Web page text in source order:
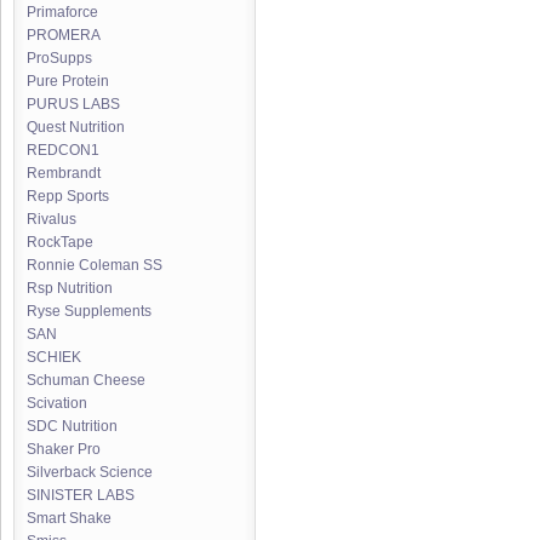
Primaforce
PROMERA
ProSupps
Pure Protein
PURUS LABS
Quest Nutrition
REDCON1
Rembrandt
Repp Sports
Rivalus
RockTape
Ronnie Coleman SS
Rsp Nutrition
Ryse Supplements
SAN
SCHIEK
Schuman Cheese
Scivation
SDC Nutrition
Shaker Pro
Silverback Science
SINISTER LABS
Smart Shake